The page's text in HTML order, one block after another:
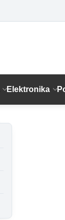
Elektronika